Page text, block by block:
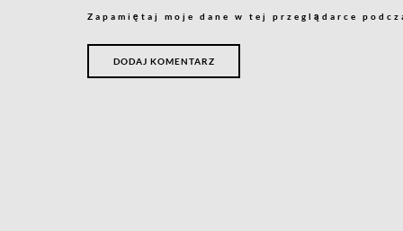
Zapamiętaj moje dane w tej przeglądarce